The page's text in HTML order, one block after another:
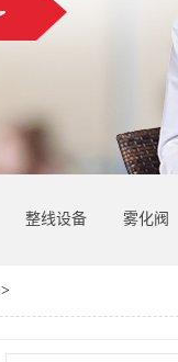
整线设备 雾化阀
>